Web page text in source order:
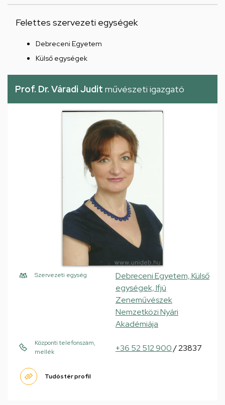
Felettes szervezeti egységek
Debreceni Egyetem
Külső egységek
Prof. Dr. Váradi Judit művészeti igazgató
Szervezeti egység
Debreceni Egyetem, Külső
egységek, Ifjú
Zeneművészek
Nemzetközi Nyári
Akadémiája
Központi telefonszám,
mellék
+36 52 512 900/ 23837
Tudóstér profil